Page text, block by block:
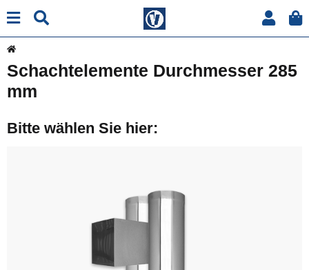
Schachtelemente Durchmesser 285
mm
Bitte wählen Sie hier: